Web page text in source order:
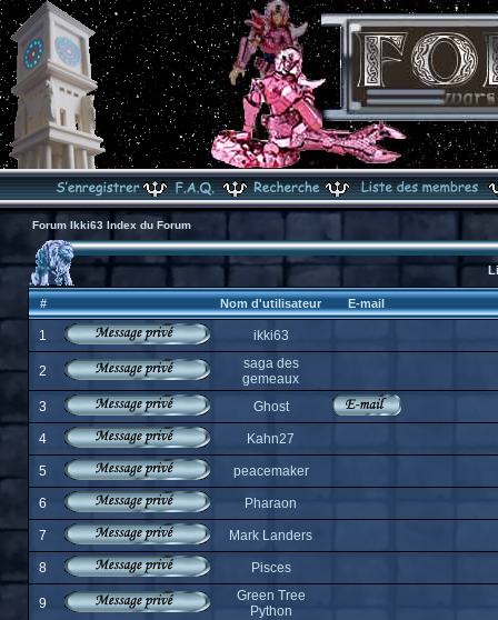
Forum Ikki63 Index du Forum
# Nom d'utilisateur E-mail
1 ikki63
2
saga des
gemeaux
3
Ghost
4 Kahn27
5 peacemaker
6 Pharaon
7 Mark Landers
8 Pisces
9
Green Tree
Python